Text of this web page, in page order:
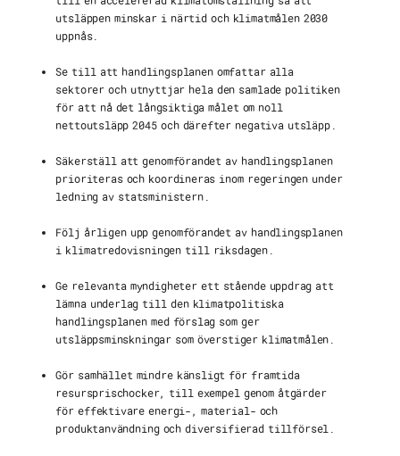
utsläppen minskar i närtid och klimatmålen 2030
uppnås.
Se till att handlingsplanen omfattar alla
sektorer och utnyttjar hela den samlade politiken
för att nå det långsiktiga målet om noll
nettoutsläpp 2045 och därefter negativa utsläpp.
Säkerställ att genomförandet av handlingsplanen
prioriteras och koordineras inom regeringen under
ledning av statsministern.
Följ årligen upp genomförandet av handlingsplanen
i klimatredovisningen till riksdagen.
Ge relevanta myndigheter ett stående uppdrag att
lämna underlag till den klimatpolitiska
handlingsplanen med förslag som ger
utsläppsminskningar som överstiger klimatmålen.
Gör samhället mindre känsligt för framtida
resursprischocker, till exempel genom åtgärder
för effektivare energi-, material- och
produktanvändning och diversifierad tillförsel.